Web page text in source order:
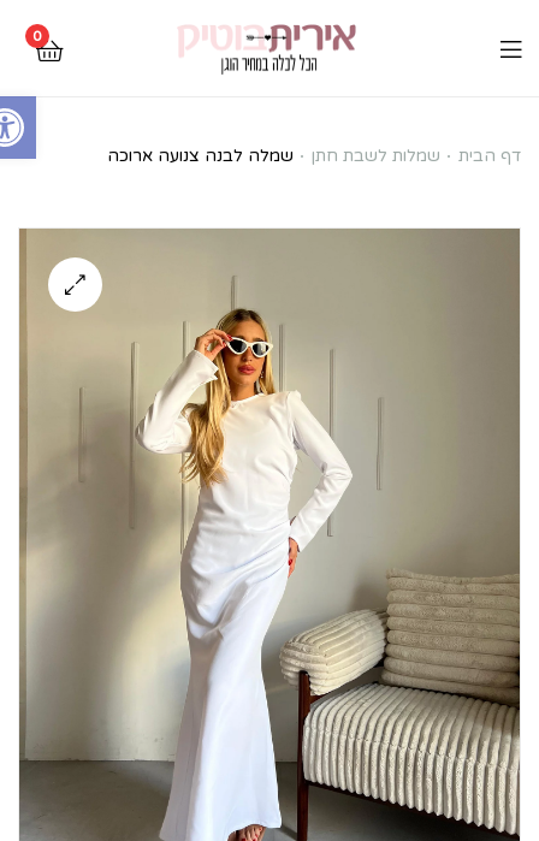
Open toolbar
0
שמלה
דף הבית שמלות לשבת חתן שמלה לבנה צנועה ארוכה